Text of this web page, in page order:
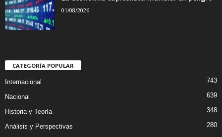
01/08/2026
CATEGORÍA POPULAR
Internacional 743
Nacional 639
Historia y Teoría 348
Análisis y Perspectivas
280